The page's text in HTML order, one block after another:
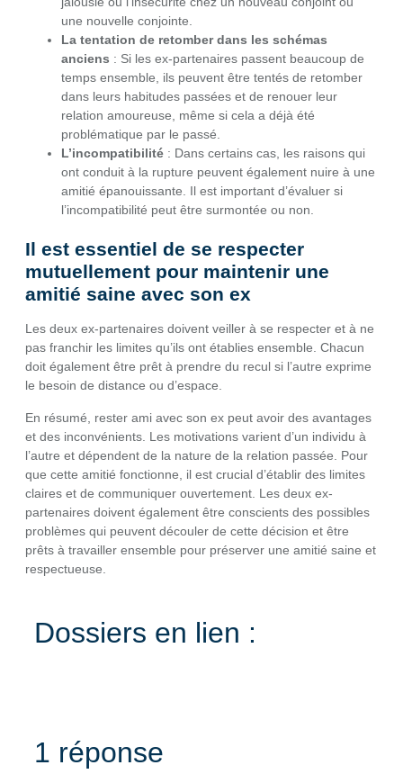
une nouvelle conjointe.
La tentation de retomber dans les schémas
anciens : Si les ex-partenaires passent beaucoup de
temps ensemble, ils peuvent être tentés de retomber
dans leurs habitudes passées et de renouer leur
relation amoureuse, même si cela a déjà été
problématique par le passé.
L’incompatibilité : Dans certains cas, les raisons qui
ont conduit à la rupture peuvent également nuire à une
amitié épanouissante. Il est important d’évaluer si
l’incompatibilité peut être surmontée ou non.
Il est essentiel de se respecter
mutuellement pour maintenir une
amitié saine avec son ex
Les deux ex-partenaires doivent veiller à se respecter et à ne
pas franchir les limites qu’ils ont établies ensemble. Chacun
doit également être prêt à prendre du recul si l’autre exprime
le besoin de distance ou d’espace.
En résumé, rester ami avec son ex peut avoir des avantages
et des inconvénients. Les motivations varient d’un individu à
l’autre et dépendent de la nature de la relation passée. Pour
que cette amitié fonctionne, il est crucial d’établir des limites
claires et de communiquer ouvertement. Les deux ex-
partenaires doivent également être conscients des possibles
problèmes qui peuvent découler de cette décision et être
prêts à travailler ensemble pour préserver une amitié saine et
respectueuse.
Dossiers en lien :
1 réponse